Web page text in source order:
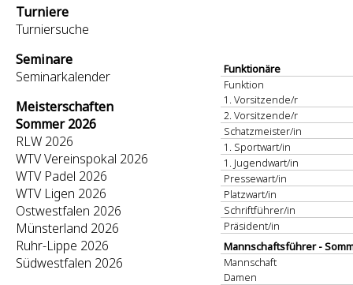
Turniere
Turniersuche
Seminare
Seminarkalender
Meisterschaften
Sommer 2026
RLW 2026
WTV Vereinspokal 2026
WTV Padel 2026
WTV Ligen 2026
Ostwestfalen 2026
Münsterland 2026
Ruhr-Lippe 2026
Südwestfalen 2026
Funktionäre
Funktion
1. Vorsitzende/r
2. Vorsitzende/r
Schatzmeister/in
1. Sportwart/in
1. Jugendwart/in
Pressewart/in
Platzwart/in
Schriftführer/in
Präsident/in
Mannschaftsführer -
Mannschaft
Damen